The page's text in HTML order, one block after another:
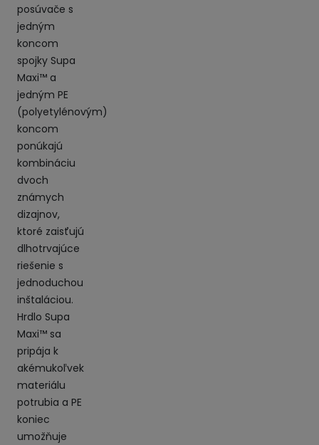
posúvače s
jedným
koncom
spojky Supa
Maxi™ a
jedným PE
(polyetylénovým)
koncom
ponúkajú
kombináciu
dvoch
známych
dizajnov,
ktoré zaisťujú
dlhotrvajúce
riešenie s
jednoduchou
inštaláciou.
Hrdlo Supa
Maxi™ sa
pripája k
akémukoľvek
materiálu
potrubia a PE
koniec
umožňuje